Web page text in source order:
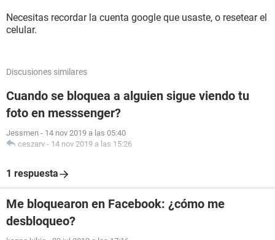
Necesitas recordar la cuenta google que usaste, o resetear el
celular.
Discusiones similares
Cuando se bloquea a alguien sigue viendo tu
foto en messsenger?
Jessmen - 14 nov 2019 a las 05:40
ceszarv - 14 nov 2019 a las 15:26
1 respuesta
Me bloquearon en Facebook: ¿cómo me
desbloqueo?